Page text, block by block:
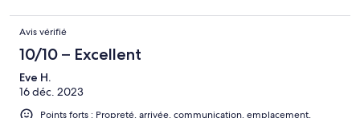
Avis vérifié
10/10 – Excellent
Eve H.
16 déc. 2023
Points forts : Propreté, arrivée, communication, emplacement,